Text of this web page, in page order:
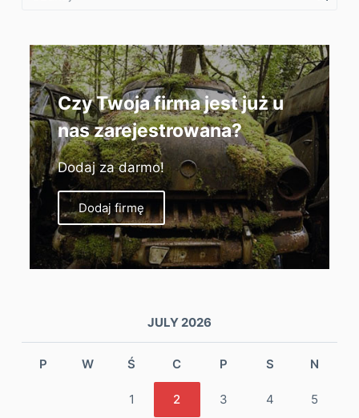
Czy Twoja firma jest już u
nas zarejestrowana?
Dodaj za darmo!
Dodaj firmę
JULY 2026
P W Ś C P S N
1 2 3 4 5